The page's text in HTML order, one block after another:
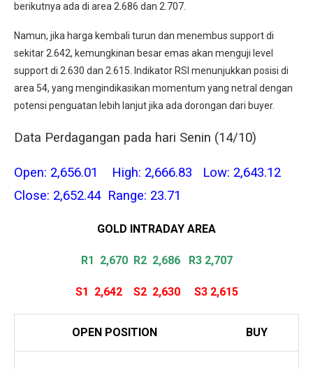
berikutnya ada di area 2.686 dan 2.707.
Namun, jika harga kembali turun dan menembus support di
sekitar 2.642, kemungkinan besar emas akan menguji level
support di 2.630 dan 2.615. Indikator RSI menunjukkan posisi di
area 54, yang mengindikasikan momentum yang netral dengan
potensi penguatan lebih lanjut jika ada dorongan dari buyer.
Data Perdagangan pada hari Senin (14/10)
Open: 2,656.01 High: 2,666.83 Low: 2,643.12
Close: 2,652.44 Range: 23.71
GOLD INTRADAY AREA
R1 2,670 R2 2,686 R3 2,707
S1 2,642S2 2,630 S3 2,615
OPEN POSITION BUY